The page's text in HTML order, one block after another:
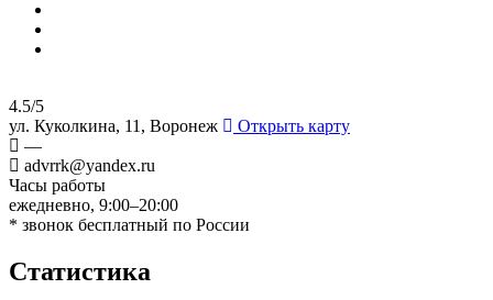
4.5/5
ул. Куколкина, 11, Воронеж
Открыть карту
—
advrrk@yandex.ru
Часы работы
ежедневно, 9:00–20:00
* звонок бесплатный по России
Статистика